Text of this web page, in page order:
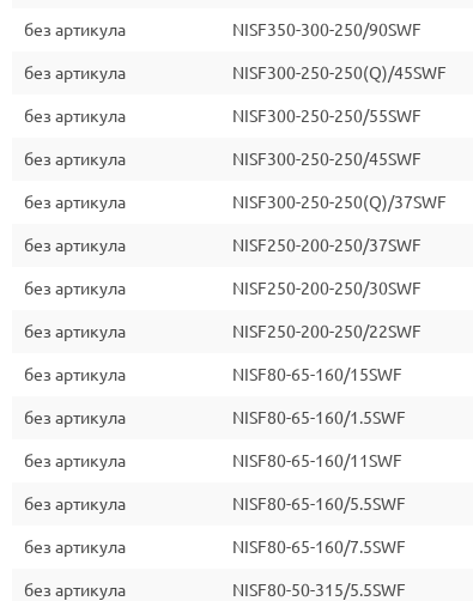
без артикула NISF350-300-250/90SWF
без артикула NISF300-250-250(Q)/45SWF
без артикула NISF300-250-250/55SWF
без артикула NISF300-250-250/45SWF
без артикула NISF300-250-250(Q)/37SWF
без артикула NISF250-200-250/37SWF
без артикула NISF250-200-250/30SWF
без артикула NISF250-200-250/22SWF
без артикула NISF80-65-160/15SWF
без артикула NISF80-65-160/1.5SWF
без артикула NISF80-65-160/11SWF
без артикула NISF80-65-160/5.5SWF
без артикула NISF80-65-160/7.5SWF
без артикула NISF80-50-315/5.5SWF